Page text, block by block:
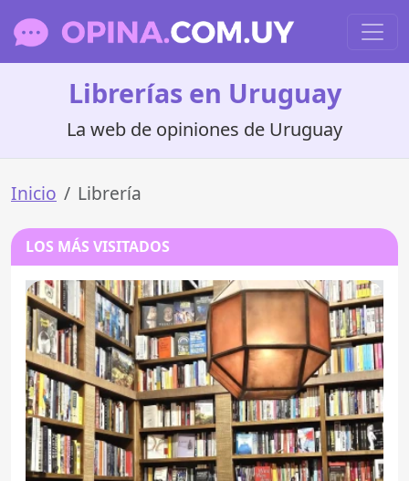
Librerías en Uruguay
La web de opiniones de Uruguay
Inicio Librería
LOS MÁS VISITADOS